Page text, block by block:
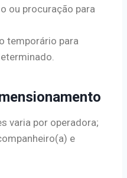
ou procuração para
temporário para
varia por operadora;
e